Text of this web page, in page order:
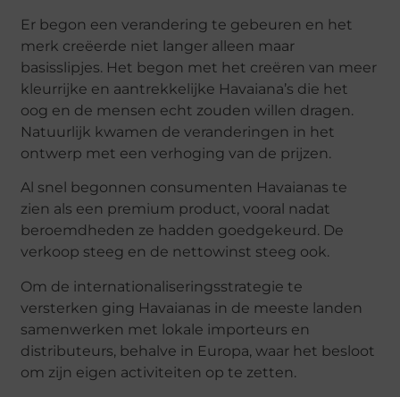
Er begon een verandering te gebeuren en het
merk creëerde niet langer alleen maar
basisslipjes. Het begon met het creëren van meer
kleurrijke en aantrekkelijke Havaiana’s die het
oog en de mensen echt zouden willen dragen.
Natuurlijk kwamen de veranderingen in het
ontwerp met een verhoging van de prijzen.
Al snel begonnen consumenten Havaianas te
zien als een premium product, vooral nadat
beroemdheden ze hadden goedgekeurd. De
verkoop steeg en de nettowinst steeg ook.
Om de internationaliseringsstrategie te
versterken ging Havaianas in de meeste landen
samenwerken met lokale importeurs en
distributeurs, behalve in Europa, waar het besloot
om zijn eigen activiteiten op te zetten.